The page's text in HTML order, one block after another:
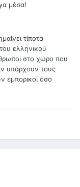
μέσα!
τίποτα
ελληνικού
στο χώρο που
υπάρχουν τους
εμπορικοί όσο